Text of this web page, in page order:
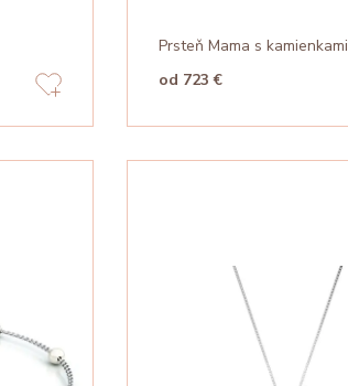
Prsteň Mama s kamienkami
od 723 €